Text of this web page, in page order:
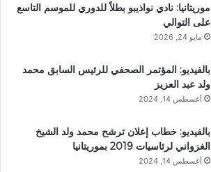
موريتانيا: نادي نواذيبو بطلاً للدوري للموسم التاسع
على التوالي
مايو 24, 2026
بالفيديو: المؤتمر الصحفي للرئيس السابق محمد
ولد عبد العزيز
أغسطس 14, 2024
بالفيديو: خطاب إعلان ترشح محمد ولد الشيخ
الغزواني لرئاسيات 2019 بموريتانيا
أغسطس 14, 2024